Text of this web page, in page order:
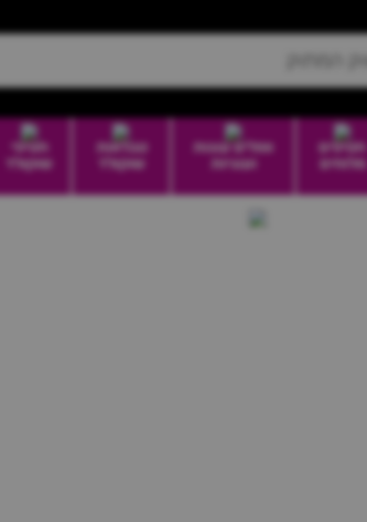
חטיפים
מלוחים
וופלים עוגות
ועוגיות
טבלאות
שוקולד
חטיפי
שוקולד